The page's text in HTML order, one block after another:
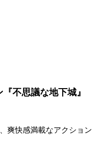
不思議な地下城』
爽快感満載なアクション